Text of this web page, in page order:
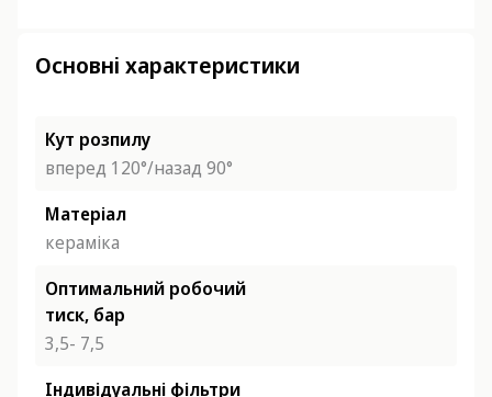
Основні характеристики
Кут розпилу
вперед 120°/назад 90°
Матеріал
кераміка
Оптимальний робочий
тиск, бар
3,5- 7,5
Індивідуальні фільтри